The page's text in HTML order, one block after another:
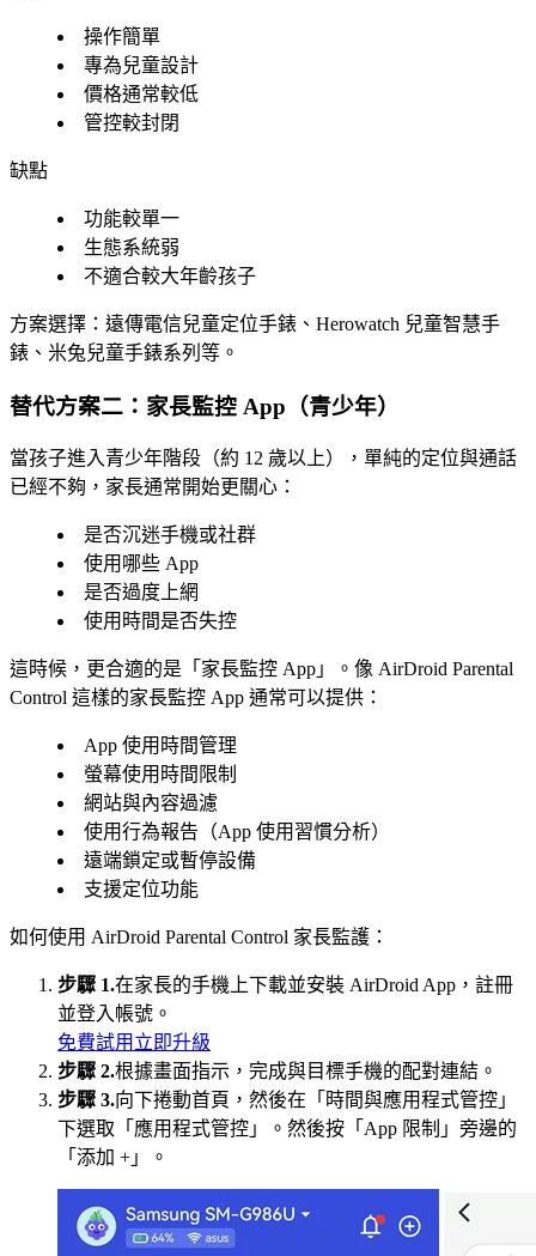
操作簡單
專為兒童設計
價格通常較低
管控較封閉
缺點
功能較單一
生態系統弱
不適合較大年齡孩子
方案選擇：遠傳電信兒童定位手錶、Herowatch 兒童智慧手
錶、米兔兒童手錶系列等。
替代方案二：家長監控 App（青少年）
當孩子進入青少年階段（約 12 歲以上），單純的定位與通話
已經不夠，家長通常開始更關心：
是否沉迷手機或社群
使用哪些 App
是否過度上網
使用時間是否失控
這時候，更合適的是「家長監控 App」。像 AirDroid Parental
Control 這樣的家長監控 App 通常可以提供：
App 使用時間管理
螢幕使用時間限制
網站與內容過濾
使用行為報告（App 使用習慣分析）
遠端鎖定或暫停設備
支援定位功能
如何使用 AirDroid Parental Control 家長監護：
步驟 1.在家長的手機上下載並安裝 AirDroid App，註冊
並登入帳號。
免費試用 立即升級
步驟 2.根據畫面指示，完成與目標手機的配對連結。
步驟 3.向下捲動首頁，然後在「時間與應用程式管控」
下選取「應用程式管控」。然後按「App 限制」旁邊的
「添加 +」。